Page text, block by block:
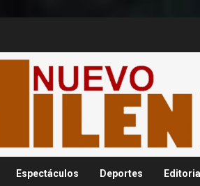
Espectáculos Deportes